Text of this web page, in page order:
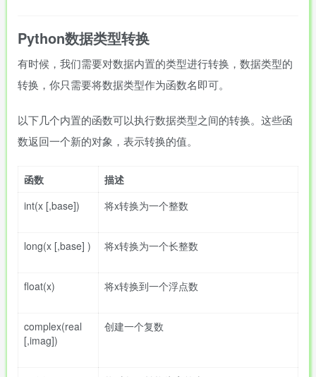
Python数据类型转换
有时候，我们需要对数据内置的类型进行转换，数据类型的
转换，你只需要将数据类型作为函数名即可。
以下几个内置的函数可以执行数据类型之间的转换。这些函
数返回一个新的对象，表示转换的值。
函数
描述
int(x [,base])
将x转换为一个整数
long(x [,base] ) 将x转换为一个长整数
float(x) 将x转换到一个浮点数
complex(real
[,imag])
创建一个复数